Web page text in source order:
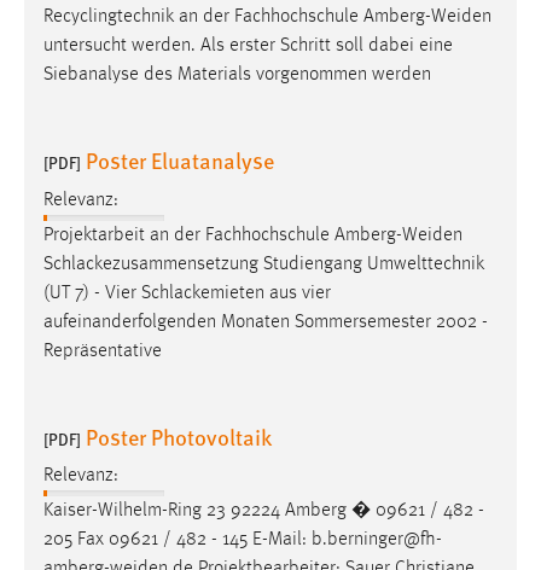
Recyclingtechnik an der Fachhochschule Amberg-Weiden
untersucht werden. Als erster Schritt soll dabei eine
Siebanalyse des Materials vorgenommen werden
[PDF] Poster Eluatanalyse
Relevanz:
Projektarbeit an der Fachhochschule Amberg-Weiden
Schlackezusammensetzung Studiengang Umwelttechnik
(UT 7) - Vier Schlackemieten aus vier
aufeinanderfolgenden Monaten Sommersemester 2002 -
Repräsentative
[PDF] Poster Photovoltaik
Relevanz:
Kaiser-Wilhelm-Ring 23 92224 Amberg � 09621 / 482 -
205 Fax 09621 / 482 - 145 E-Mail: b.berninger@fh-
Zweck:
Conversion-Tracking
Facebook Pixel
Name:
_fbp
Anbieter:
Facebook
3 Monate